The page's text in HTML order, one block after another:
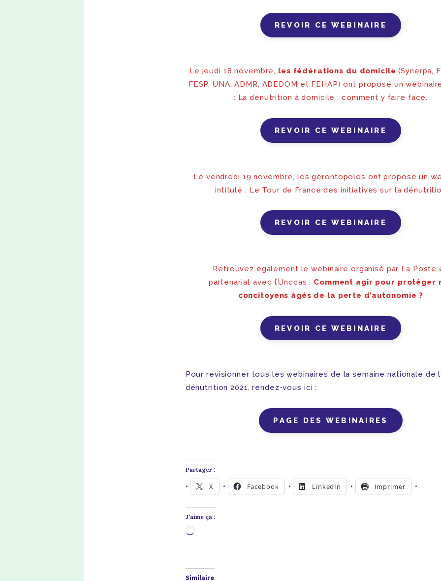
REVOIR CE WEBINAIRE
Le jeudi 18 novembre, les fédérations du domicile(Synerpa,
FESP, UNA, ADMR, ADEDOM et FEHAP) ont proposé un
: La dénutrition à domicile : comment y faire face.
REVOIR CE WEBINAIRE
Le vendredi 19 novembre, les gérontopoles ont proposé un
intitulé : Le Tour de France des initiatives sur la
REVOIR CE WEBINAIRE
Retrouvez également le webinaire organisé par La Poste
partenariat avec l’Unccas : Comment agir pour protéger
concitoyens âgés de la perte d’autonomie ?
REVOIR CE WEBINAIRE
Pour revisionner tous les webinaires de la semaine nationale de
dénutrition 2021, rendez-vous ici :
PAGE DES WEBINAIRES
Partager :
X Facebook LinkedIn Imprimer
J’aime ça :
Similaire